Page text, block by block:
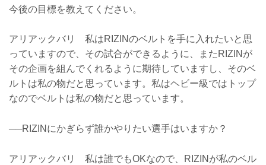
今後の目標を教えてください。
アリアックバリ 私はRIZINのベルトを手に入れたいと思
っていますので、その試合ができるように、またRIZINが
その企画を組んでくれるように期待していますし、そのベ
ルトは私の物だと思っています。私はヘビー級ではトップ
なのでベルトは私の物だと思っています。
──RIZINにかぎらず誰かやりたい選手はいますか？
アリアックバリ 私は誰でもOKなので、RIZINが私のベル